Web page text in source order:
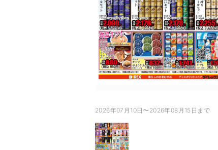
2026年07月10日〜2026年08月15日まで